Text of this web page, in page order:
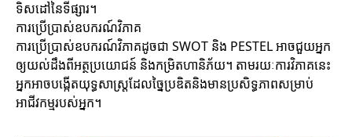
ទិសដៅនៃទីផ្សារ។
ការប្រើប្រាស់ឧបករណ៍វិភាគ
ការប្រើប្រាស់ឧបករណ៍វិភាគដូចជា SWOT និង PESTEL អាចជួយអ្នក
ឲ្យយល់ដឹងពីអត្ថប្រយោជន៍ និងកម្រិតហានិភ័យ។ តាមរយៈការវិភាគនេះ
អ្នកអាចបង្កើតយុទ្ធសាស្ត្រដែលច្នៃប្រឌិតនិងមានប្រសិទ្ធភាពសម្រាប់
អាជីវកម្មរបស់អ្នក។